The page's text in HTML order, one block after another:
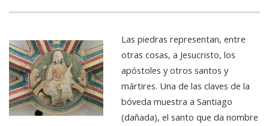
Las piedras representan, entre
otras cosas, a Jesucristo, los
apóstoles y otros santos y
mártires. Una de las claves de la
bóveda muestra a Santiago
(dañada), el santo que da nombre